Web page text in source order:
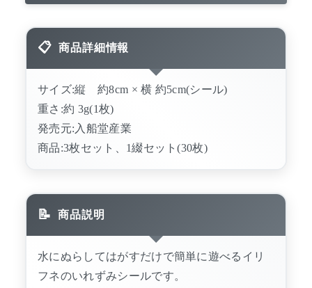
商品詳細情報
サイズ:縦 約8cm × 横 約5cm(シール)
重さ:約 3g(1枚)
発売元:入船堂産業
商品:3枚セット、1綴セット(30枚)
商品説明
水にぬらしてはがすだけで簡単に遊べるイリ
フネのいれずみシールです。